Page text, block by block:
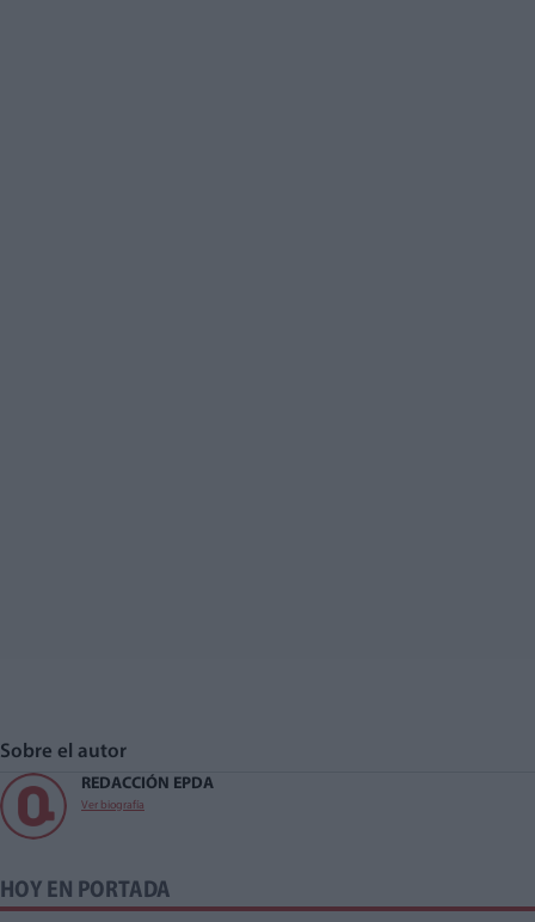
Sobre el autor
REDACCIÓN EPDA
Ver biografía
HOY EN PORTADA